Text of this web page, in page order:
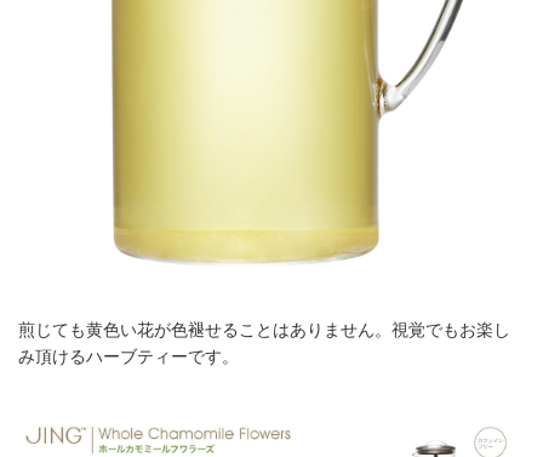
煎じても黄色い花が色褪せることはありません。視覚でもお楽し
み頂けるハーブティーです。